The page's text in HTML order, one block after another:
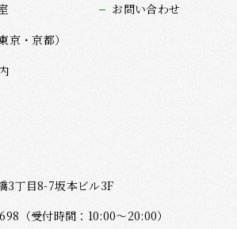
京・京都）
お問い合わせ
3丁目8-7坂本ビル3F
（受付時間：10:00～20:00）